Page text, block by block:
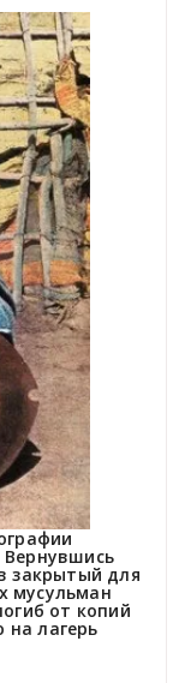
Вернувшись
закрытый для
мусульман
от копий
лагерь